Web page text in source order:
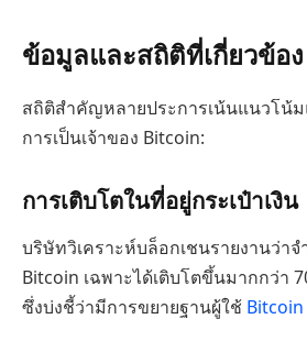
ข้อมูลและสถิติที่เกี่ยวข้อง
สถิติสำคัญหลายประการเน้นแนวโน้
การเป็นเจ้าของ Bitcoin:
การเติบโตในที่อยู่กระเป๋าเงิน
บริษัทวิเคราะห์บล็อกเชนรายงานว่าจ
Bitcoin เฉพาะได้เติบโตขึ้นมากกว่า
ซึ่งบ่งชี้ว่ามีการขยายฐานผู้ใช้ Bitcoin